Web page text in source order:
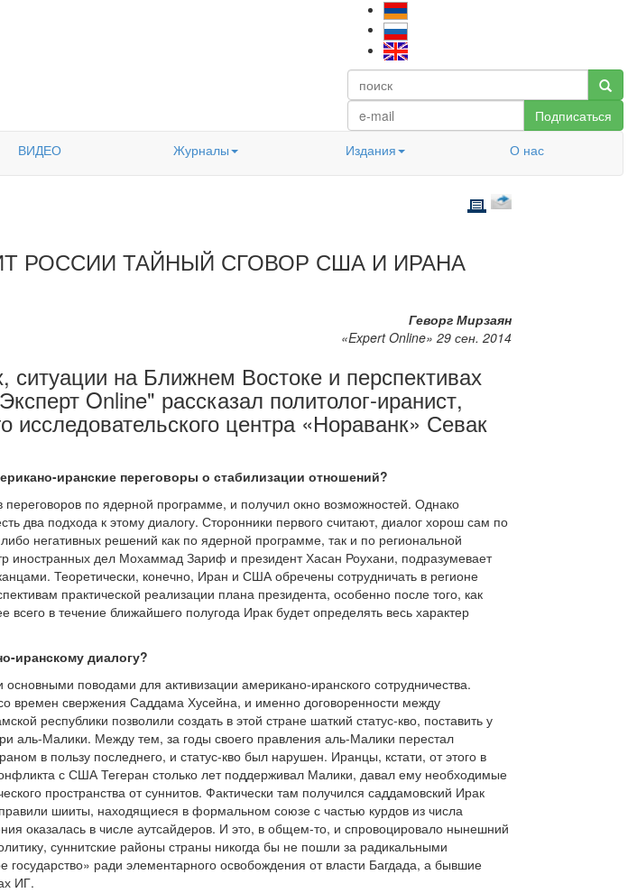
Подписаться
ВИДЕО Журналы Издания О нас
РОССИИ ТАЙНЫЙ СГОВОР США И ИРАНА
Геворг Мирзаян
«Expert Online» 29 сен. 2014
на Ближнем Востоке и перспективах
Online" рассказал политолог-иранист,
исследовательского центра «Нораванк» Севак
иранские переговоры о стабилизации отношений?
по ядерной программе, и получил окно возможностей. Однако
два подхода к этому диалогу. Сторонники первого считают, диалог хорош сам по
негативных решений как по ядерной программе, так и по региональной
иностранных дел Мохаммад Зариф и президент Хасан Роухани, подразумевает
Теоретически, конечно, Иран и США обречены сотрудничать в регионе
практической реализации плана президента, особенно после того, как
в течение ближайшего полугода Ирак будет определять весь характер
иранскому диалогу?
поводами для активизации американо-иранского сотрудничества.
времен свержения Саддама Хусейна, и именно договоренности между
республики позволили создать в этой стране шаткий статус-кво, поставить у
аль-Малики. Между тем, за годы своего правления аль-Малики перестал
в пользу последнего, и статус-кво был нарушен. Иранцы, кстати, от этого в
с США Тегеран столько лет поддерживал Малики, давал ему необходимые
пространства от суннитов. Фактически там получился саддамовский Ирак
шииты, находящиеся в формальном союзе с частью курдов из числа
оказалась в числе аутсайдеров. И это, в общем-то, и спровоцировало нынешний
суннитские районы страны никогда бы не пошли за радикальными
государство» ради элементарного освобождения от власти Багдада, а бывшие
ИГ.